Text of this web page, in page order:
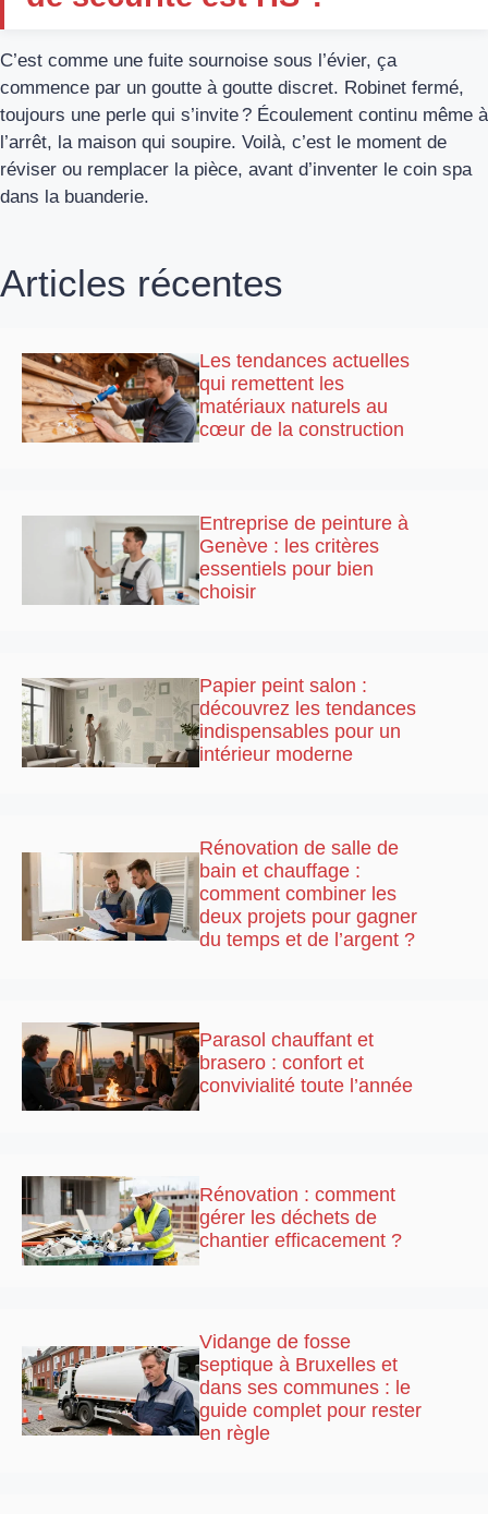
C’est comme une fuite sournoise sous l’évier, ça
commence par un goutte à goutte discret. Robinet fermé,
toujours une perle qui s’invite ? Écoulement continu même à
l’arrêt, la maison qui soupire. Voilà, c’est le moment de
réviser ou remplacer la pièce, avant d’inventer le coin spa
dans la buanderie.
Articles récentes
Les tendances actuelles
qui remettent les
matériaux naturels au
cœur de la construction
Entreprise de peinture à
Genève : les critères
essentiels pour bien
choisir
Papier peint salon :
découvrez les tendances
indispensables pour un
intérieur moderne
Rénovation de salle de
bain et chauffage :
comment combiner les
deux projets pour gagner
du temps et de l’argent ?
Parasol chauffant et
brasero : confort et
convivialité toute l’année
Rénovation : comment
gérer les déchets de
chantier efficacement ?
Vidange de fosse
septique à Bruxelles et
dans ses communes : le
guide complet pour rester
en règle